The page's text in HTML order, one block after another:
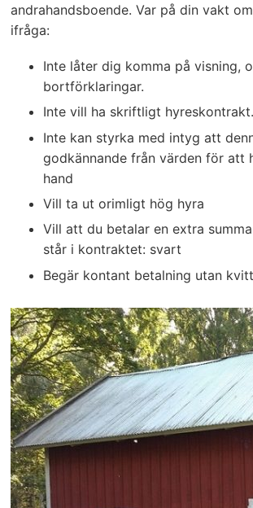
andrahandsboende. Var på din vakt
ifråga:
Inte låter dig komma på visning,
bortförklaringar.
Inte vill ha skriftligt hyreskontrakt.
Inte kan styrka med intyg att
godkännande från värden för att
hand
Vill ta ut orimligt hög hyra
Vill att du betalar en extra
står i kontraktet: svart
Begär kontant betalning utan